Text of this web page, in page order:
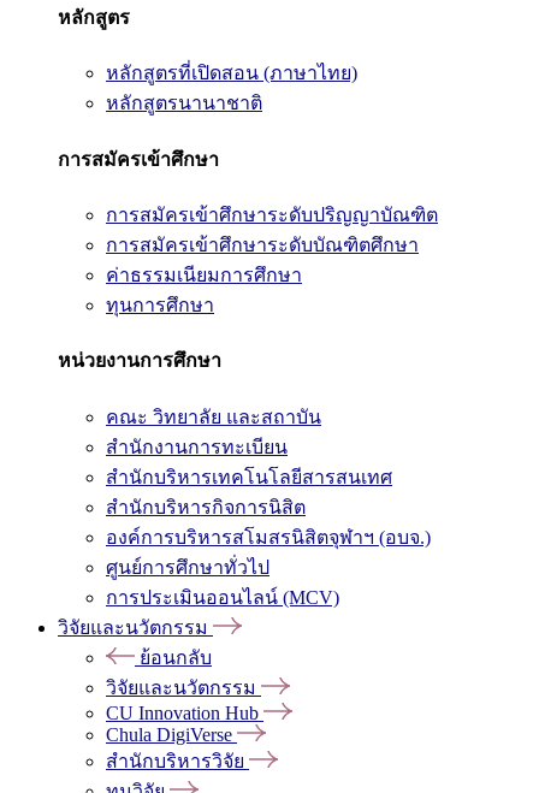
หลักสูตร
หลักสูตรที่เปิดสอน (ภาษาไทย)
หลักสูตรนานาชาติ
การสมัครเข้าศึกษา
การสมัครเข้าศึกษาระดับปริญญาบัณฑิต
การสมัครเข้าศึกษาระดับบัณฑิตศึกษา
ค่าธรรมเนียมการศึกษา
ทุนการศึกษา
หน่วยงานการศึกษา
คณะ วิทยาลัย และสถาบัน
สำนักงานการทะเบียน
สำนักบริหารเทคโนโลยีสารสนเทศ
สำนักบริหารกิจการนิสิต
องค์การบริหารสโมสรนิสิตจุฬาฯ (อบจ.)
ศูนย์การศึกษาทั่วไป
การประเมินออนไลน์ (MCV)
วิจัยและนวัตกรรม
ย้อนกลับ
วิจัยและนวัตกรรม
CU Innovation Hub
Chula DigiVerse
สำนักบริหารวิจัย